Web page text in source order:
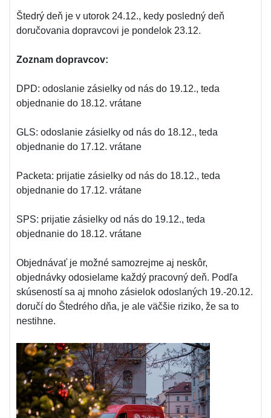
Štedrý deň je v utorok 24.12., kedy posledný deň
doručovania dopravcovi je pondelok 23.12.
Zoznam dopravcov:
DPD: odoslanie zásielky od nás do 19.12., teda
objednanie do 18.12. vrátane
GLS: odoslanie zásielky od nás do 18.12., teda
objednanie do 17.12. vrátane
Packeta: prijatie zásielky od nás do 18.12., teda
objednanie do 17.12. vrátane
SPS: prijatie zásielky od nás do 19.12., teda
objednanie do 18.12. vrátane
Objednávať je možné samozrejme aj neskôr,
objednávky odosielame každý pracovný deň. Podľa
skúseností sa aj mnoho zásielok odoslaných 19.-20.12.
doručí do Štedrého dňa, je ale väčšie riziko, že sa to
nestihne.